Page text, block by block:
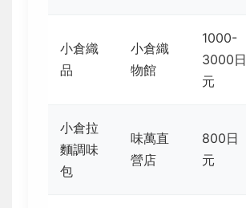
小倉織
品
小倉織
物館
1000-
3000日
元
小倉拉
麵調味
包
味萬直
營店
800日
元